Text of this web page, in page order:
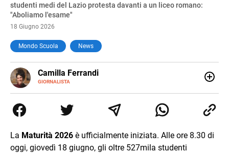
studenti medi del Lazio protesta davanti a un liceo romano:
"Aboliamo l'esame"
18 Giugno 2026
Mondo Scuola News
Camilla Ferrandi
GIORNALISTA
E-
MAIL
LINKEDIN
di trasformare la passione per la scrittura in un lavoro, e
da lì non mi sono più fermata. L’attualità è il mio pane
mente.
La Maturità 2026 è ufficialmente iniziata. Alle ore 8.30 di
oggi, giovedì 18 giugno, gli oltre 527mila studenti